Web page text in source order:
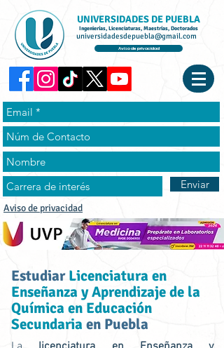
UNIVERSIDADES DE PUEBLA
Ingenierías, Licenciaturas, Maestrías, Doctorados
universidadesdepuebla@gmail.com
Aviso de privacidad
Enviar
Aviso de privacidad
EstudiarLicenciatura en
Enseñanza y Aprendizaje de la
Química en Educación
Secundaria en Puebla